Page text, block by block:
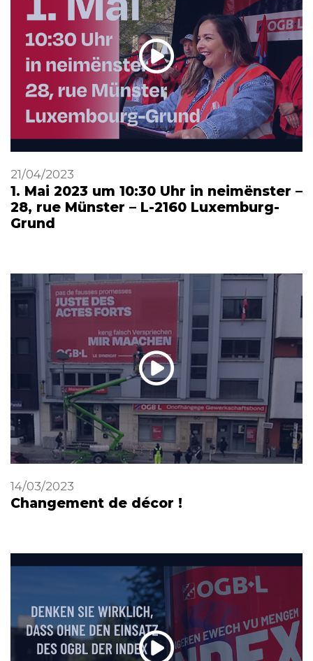
21/04/2023
1. Mai 2023 um 10:30 Uhr in neimënster –
28, rue Münster – L-2160 Luxemburg-
Grund
14/03/2023
Changement de décor !